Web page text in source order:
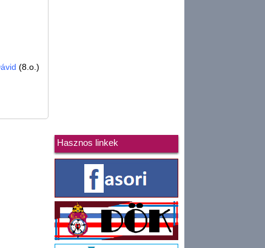
(8.o.)
Hasznos linkek